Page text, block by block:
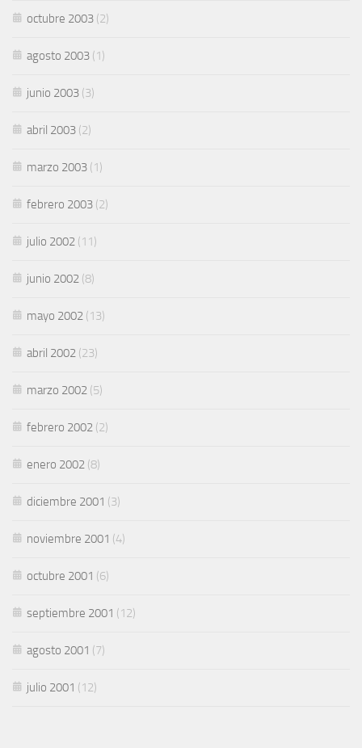
octubre 2003 (2)
agosto 2003 (1)
junio 2003 (3)
abril 2003 (2)
marzo 2003 (1)
febrero 2003 (2)
julio 2002 (11)
junio 2002 (8)
mayo 2002 (13)
abril 2002 (23)
marzo 2002 (5)
febrero 2002 (2)
enero 2002 (8)
diciembre 2001 (3)
noviembre 2001 (4)
octubre 2001 (6)
septiembre 2001 (12)
agosto 2001 (7)
julio 2001 (12)